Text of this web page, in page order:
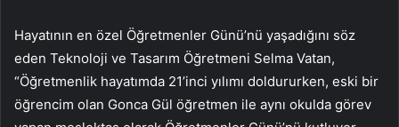
Hayatının en özel Öğretmenler Günü’nü yaşadığını söz
eden Teknoloji ve Tasarım Öğretmeni Selma Vatan,
“Öğretmenlik hayatımda 21’inci yılımı doldururken, eski bir
öğrencim olan Gonca Gül öğretmen ile aynı okulda görev